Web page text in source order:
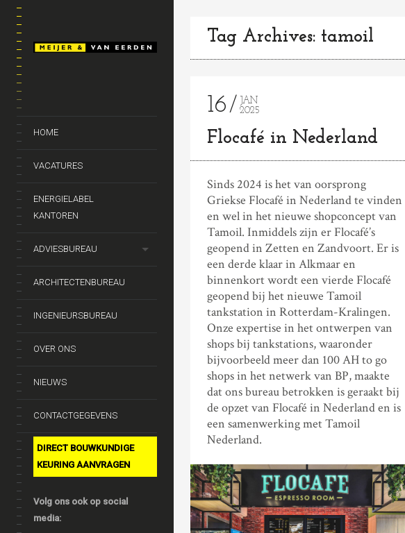
HOME
VACATURES
ENERGIELABEL
KANTOREN
ADVIESBUREAU
ARCHITECTENBUREAU
INGENIEURSBUREAU
OVER ONS
NIEUWS
CONTACTGEGEVENS
DIRECT BOUWKUNDIGE
KEURING AANVRAGEN
Volg ons ook op social
media:
Tag Archives: tamoil
16
JAN
2025
Flocafé in Nederland
Sinds 2024 is het van oorsprong
Griekse Flocafé in Nederland te vinden
en wel in het nieuwe shopconcept van
Tamoil. Inmiddels zijn er Flocafé’s
geopend in Zetten en Zandvoort. Er is
een derde klaar in Alkmaar en
binnenkort wordt een vierde Flocafé
geopend bij het nieuwe Tamoil
tankstation in Rotterdam-Kralingen.
Onze expertise in het ontwerpen van
shops bij tankstations, waaronder
bijvoorbeeld meer dan 100 AH to go
shops in het netwerk van BP, maakte
dat ons bureau betrokken is geraakt bij
de opzet van Flocafé in Nederland en is
een samenwerking met Tamoil
Nederland.